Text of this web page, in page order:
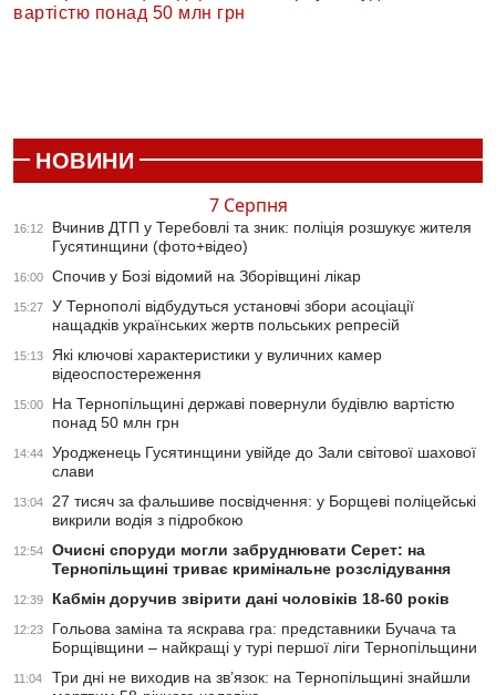
вартістю понад 50 млн грн
НОВИНИ
7 Серпня
16:12
Вчинив ДТП у Теребовлі та зник: поліція розшукує жителя
Гусятинщини (фото+відео)
16:00 Спочив у Бозі відомий на Зборівщині лікар
15:27
У Тернополі відбудуться установчі збори асоціації
нащадків українських жертв польських репресій
15:13
Які ключові характеристики у вуличних камер
відеоспостереження
15:00
На Тернопільщині державі повернули будівлю вартістю
понад 50 млн грн
14:44
Уродженець Гусятинщини увійде до Зали світової шахової
слави
13:04
27 тисяч за фальшиве посвідчення: у Борщеві поліцейські
викрили водія з підробкою
12:54
Очисні споруди могли забруднювати Серет: на
Тернопільщині триває кримінальне розслідування
12:39 Кабмін доручив звірити дані чоловіків 18-60 років
12:23
Гольова заміна та яскрава гра: представники Бучача та
Борщівщини – найкращі у турі першої ліги Тернопільщини
11:04
Три дні не виходив на зв’язок: на Тернопільщині знайшли